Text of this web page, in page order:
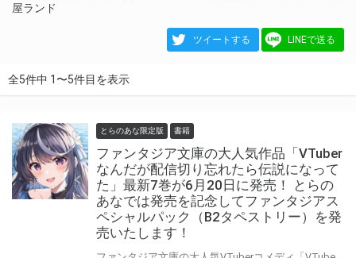
屋ランド
ツイートする LINEで送る
全5件中 1〜5件目を表示
とらのあな限定版 書籍
ファンタジア文庫の大人気作品「VTuber
なんだが配信切り忘れたら伝説になって
た」最新7巻が6月20日に発売！ とらの
あなでは発売を記念してファンタジアス
ペシャルパック（B2タペストリー）を発
売いたします！